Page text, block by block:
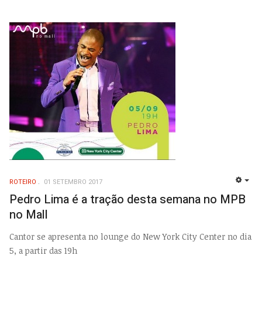
ROTEIRO 01 SETEMBRO 2017
Pedro Lima é a tração desta semana no MPB
no Mall
Cantor se apresenta no lounge do New York City Center no dia
5, a partir das 19h